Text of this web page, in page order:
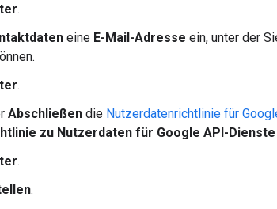
.
eine E-Mail-Adresse ein, unter der
.
Abschließen die Nutzerdatenrichtlinie für
zu Nutzerdaten für Google API-Dienste
.
.